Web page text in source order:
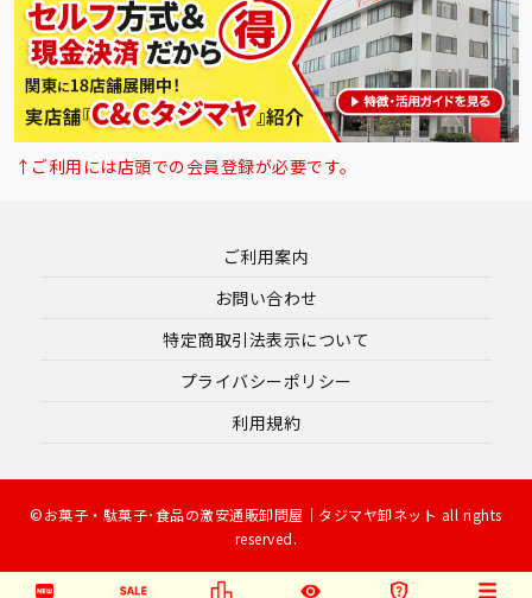
↑ご利用には店頭での会員登録が必要です。
ご利用案内
お問い合わせ
特定商取引法表示について
プライバシーポリシー
利用規約
©お菓子・駄菓子･食品の激安通販卸問屋｜タジマヤ卸ネット all rights
reserved.